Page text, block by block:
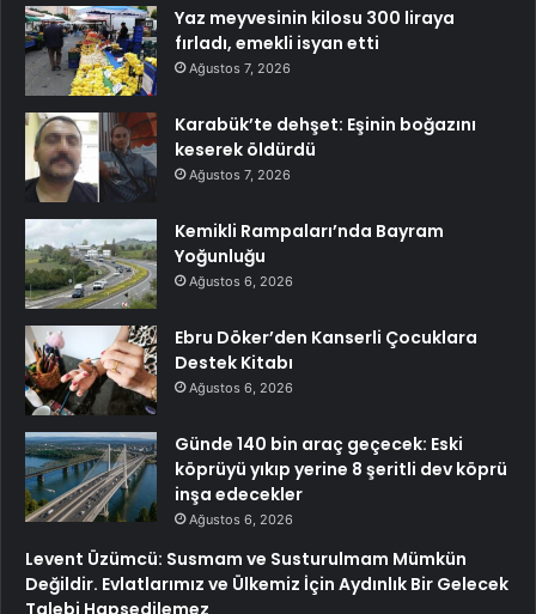
Yaz meyvesinin kilosu 300 liraya
fırladı, emekli isyan etti
Ağustos 7, 2026
Karabük’te dehşet: Eşinin boğazını
keserek öldürdü
Ağustos 7, 2026
Kemikli Rampaları’nda Bayram
Yoğunluğu
Ağustos 6, 2026
Ebru Döker’den Kanserli Çocuklara
Destek Kitabı
Ağustos 6, 2026
Günde 140 bin araç geçecek: Eski
köprüyü yıkıp yerine 8 şeritli dev köprü
inşa edecekler
Ağustos 6, 2026
Levent Üzümcü: Susmam ve Susturulmam Mümkün
Değildir. Evlatlarımız ve Ülkemiz İçin Aydınlık Bir Gelecek